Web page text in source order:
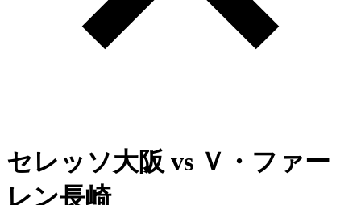
セレッソ大阪 vs Ｖ・ファー
レン長崎